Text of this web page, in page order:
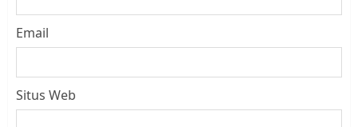
Email
Situs Web